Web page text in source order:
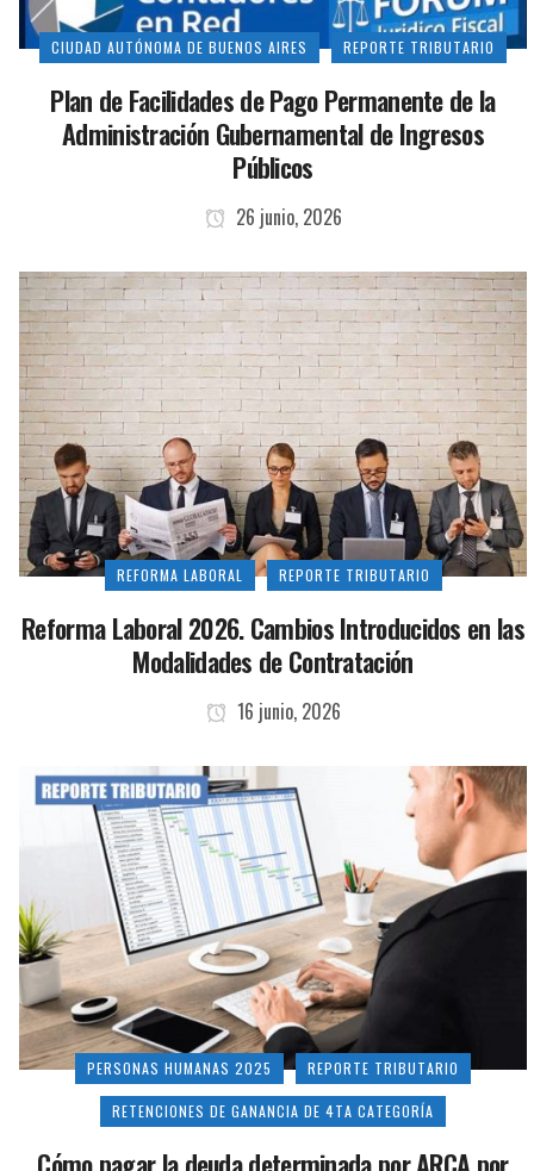
CIUDAD AUTÓNOMA DE BUENOS AIRES REPORTE TRIBUTARIO
Plan de Facilidades de Pago Permanente de la
Administración Gubernamental de Ingresos
Públicos
26 junio, 2026
REFORMA LABORAL REPORTE TRIBUTARIO
Reforma Laboral 2026. Cambios Introducidos en las
Modalidades de Contratación
16 junio, 2026
PERSONAS HUMANAS 2025 REPORTE TRIBUTARIO
RETENCIONES DE GANANCIA DE 4TA CATEGORÍA